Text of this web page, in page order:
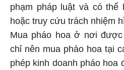
phạm pháp luật và có thể
hoặc truy cứu trách nhiệm
Mua pháo hoa ở nơi
chỉ nên mua pháo hoa tại
phép kinh doanh pháo hoa